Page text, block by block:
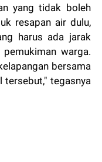
yang tidak boleh
resapan air dulu,
harus ada jarak
warga.
bersama
tersebut," tegasnya